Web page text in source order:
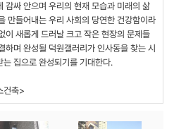
감싸 안으며 우리의 현재 모습과 미래의 삶
만들어내는 우리 사회의 당연한 건강함이라
이 새롭게 드러날 크고 작은 현장의 문제들
하며 완성될 덕원갤러리가 인사동을 찾는 시
는 집으로 완성되기를 기대한다.
건축>